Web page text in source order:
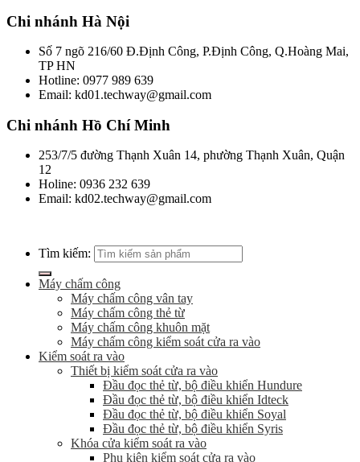
Chi nhánh Hà Nội
Số 7 ngõ 216/60 Đ.Định Công, P.Định Công, Q.Hoàng Mai,
TP HN
Hotline: 0977 989 639
Email: kd01.techway@gmail.com
Chi nhánh Hồ Chí Minh
253/7/5 đường Thạnh Xuân 14, phường Thạnh Xuân, Quận
12
Holine: 0936 232 639
Email: kd02.techway@gmail.com
Tìm kiếm:
Máy chấm công
Máy chấm công vân tay
Máy chấm công thẻ từ
Máy chấm công khuôn mặt
Máy chấm công kiểm soát cửa ra vào
Kiểm soát ra vào
Thiết bị kiểm soát cửa ra vào
Đầu đọc thẻ từ, bộ điều khiển Hundure
Đầu đọc thẻ từ, bộ điều khiển Idteck
Đầu đọc thẻ từ, bộ điều khiển Soyal
Đầu đọc thẻ từ, bộ điều khiển Syris
Khóa cửa kiểm soát ra vào
Phụ kiện kiểm soát cửa ra vào